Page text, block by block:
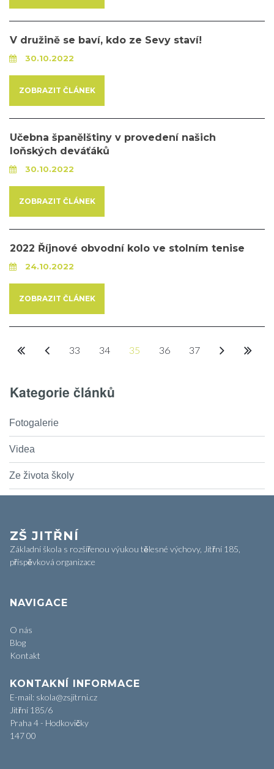
V družině se baví, kdo ze Sevy staví!
30.10.2022
ZOBRAZIT ČLÁNEK
Učebna španělštiny v provedení našich
loňských deváťáků
30.10.2022
ZOBRAZIT ČLÁNEK
2022 Říjnové obvodní kolo ve stolním tenise
24.10.2022
ZOBRAZIT ČLÁNEK
33 34 35 36 37
Kategorie článků
Fotogalerie
Videa
Ze života školy
ZŠ JITŘNÍ
Základní škola s rozšířenou výukou tělesné výchovy, Jitřní 185,
příspěvková organizace
NAVIGACE
O nás
Blog
Kontakt
KONTAKNÍ INFORMACE
E-mail: skola@zsjitrni.cz
Jitřní 185/6
Praha 4 - Hodkovičky
147 00